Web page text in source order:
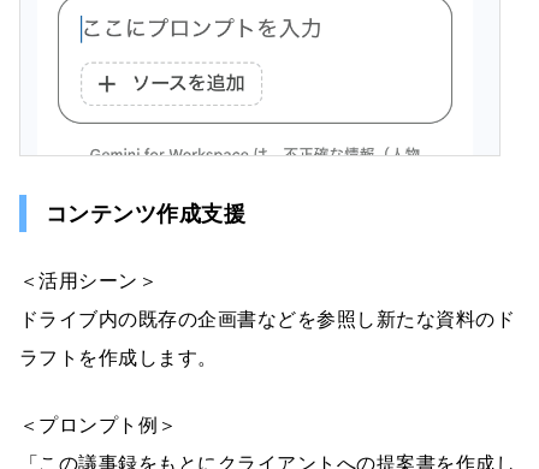
コンテンツ作成支援
＜活用シーン＞
ドライブ内の既存の企画書などを参照し新たな資料のド
ラフトを作成します。
＜プロンプト例＞
「この議事録をもとにクライアントへの提案書を作成し